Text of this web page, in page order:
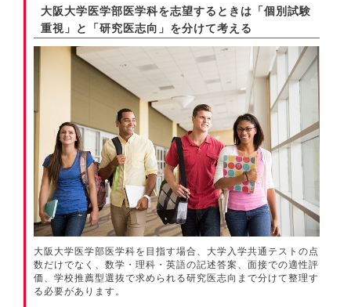
大阪大学医学部医学科を志望するときは「個別試験
重視」と「研究医志向」を分けて考える
大阪大学医学部医学科を目指す場合、大学入学共通テストの点
数だけでなく、数学・理科・英語の記述答案、面接での適性評
価、学校推薦型選抜で求められる研究医志向まで分けて整理す
る必要があります。